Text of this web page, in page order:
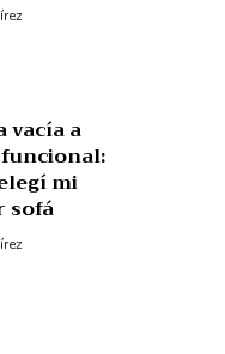
vacía a
mi
sofá